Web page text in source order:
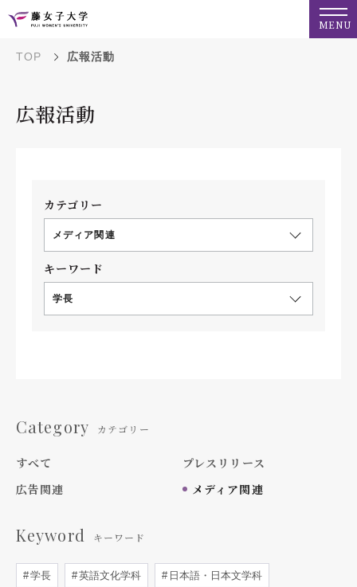
MENU
TOP 広報活動
広報活動
カテゴリー
メディア関連
キーワード
学長
Category カテゴリー
すべて
プレスリリース
広告関連
メディア関連
Keyword キーワード
学長 英語文化学科 日本語・日本文学科